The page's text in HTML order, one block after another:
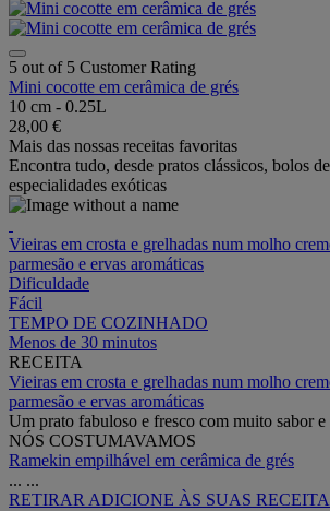
5 out of 5 Customer Rating
Mini cocotte em cerâmica de grés
10 cm - 0.25L
28,00 €
Mais das nossas receitas favoritas
Encontra tudo, desde pratos clássicos, bolos
especialidades exóticas
Vieiras em crosta e grelhadas num molho
parmesão e ervas aromáticas
Dificuldade
Fácil
TEMPO DE COZINHADO
Menos de 30 minutos
RECEITA
Vieiras em crosta e grelhadas num molho
parmesão e ervas aromáticas
Um prato fabuloso e fresco com muito sabor e
NÓS COSTUMAVAMOS
Ramekin empilhável em cerâmica de grés
... ...
RETIRAR ADICIONE ÀS SUAS